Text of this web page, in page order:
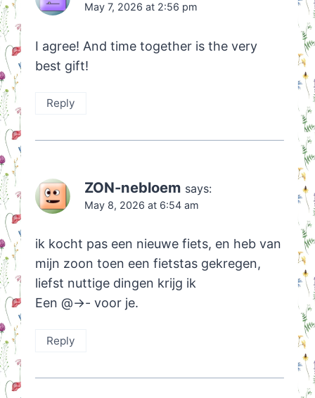
May 7, 2026 at 2:56 pm
I agree! And time together is the very
best gift!
Reply
ZON-nebloem says:
May 8, 2026 at 6:54 am
ik kocht pas een nieuwe fiets, en heb van
mijn zoon toen een fietstas gekregen,
liefst nuttige dingen krijg ik
Een @->- voor je.
Reply